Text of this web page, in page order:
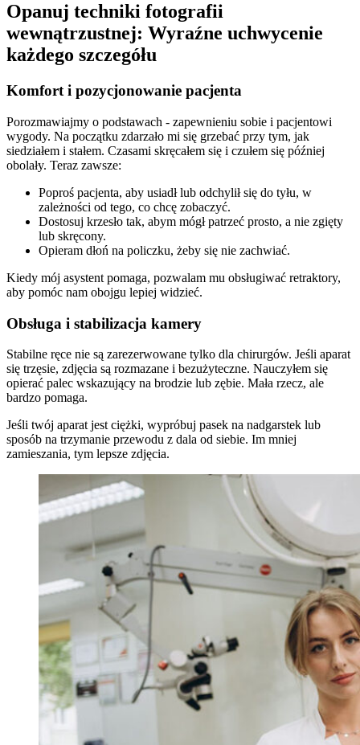
Opanuj techniki fotografii
wewnątrzustnej: Wyraźne uchwycenie
każdego szczegółu
Komfort i pozycjonowanie pacjenta
Porozmawiajmy o podstawach - zapewnieniu sobie i pacjentowi
wygody. Na początku zdarzało mi się grzebać przy tym, jak
siedziałem i stałem. Czasami skręcałem się i czułem się później
obolały. Teraz zawsze:
Poproś pacjenta, aby usiadł lub odchylił się do tyłu, w
zależności od tego, co chcę zobaczyć.
Dostosuj krzesło tak, abym mógł patrzeć prosto, a nie zgięty
lub skręcony.
Opieram dłoń na policzku, żeby się nie zachwiać.
Kiedy mój asystent pomaga, pozwalam mu obsługiwać retraktory,
aby pomóc nam obojgu lepiej widzieć.
Obsługa i stabilizacja kamery
Stabilne ręce nie są zarezerwowane tylko dla chirurgów. Jeśli aparat
się trzęsie, zdjęcia są rozmazane i bezużyteczne. Nauczyłem się
opierać palec wskazujący na brodzie lub zębie. Mała rzecz, ale
bardzo pomaga.
Jeśli twój aparat jest ciężki, wypróbuj pasek na nadgarstek lub
sposób na trzymanie przewodu z dala od siebie. Im mniej
zamieszania, tym lepsze zdjęcia.